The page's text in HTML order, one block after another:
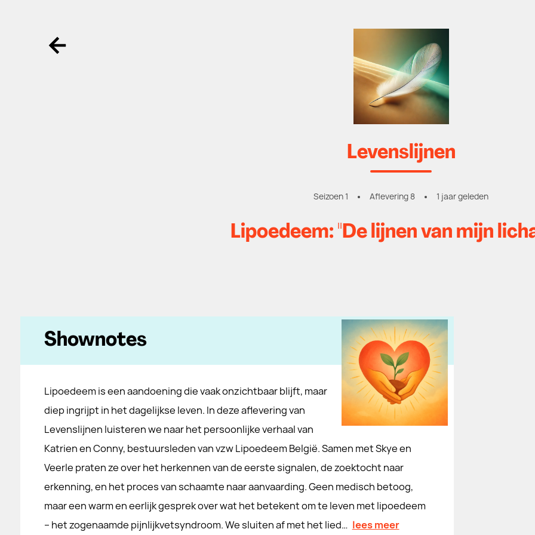
Ga terug
Levenslijnen
Seizoen 1 Aflevering 8 1 jaar geleden
Lipoedeem: "De lijnen van mijn
Shownotes
Lipoedeem is een aandoening die vaak onzichtbaar blijft, maar
diep ingrijpt in het dagelijkse leven. In deze aflevering van
Levenslijnen luisteren we naar het persoonlijke verhaal van
Katrien en Conny, bestuursleden van vzw Lipoedeem België. Samen met Skye en
Veerle praten ze over het herkennen van de eerste signalen, de zoektocht naar
erkenning, en het proces van schaamte naar aanvaarding. Geen medisch betoog,
maar een warm en eerlijk gesprek over wat het betekent om te leven met lipoedeem
– het zogenaamde pijnlijkvetsyndroom. We sluiten af met het lied… lees meer